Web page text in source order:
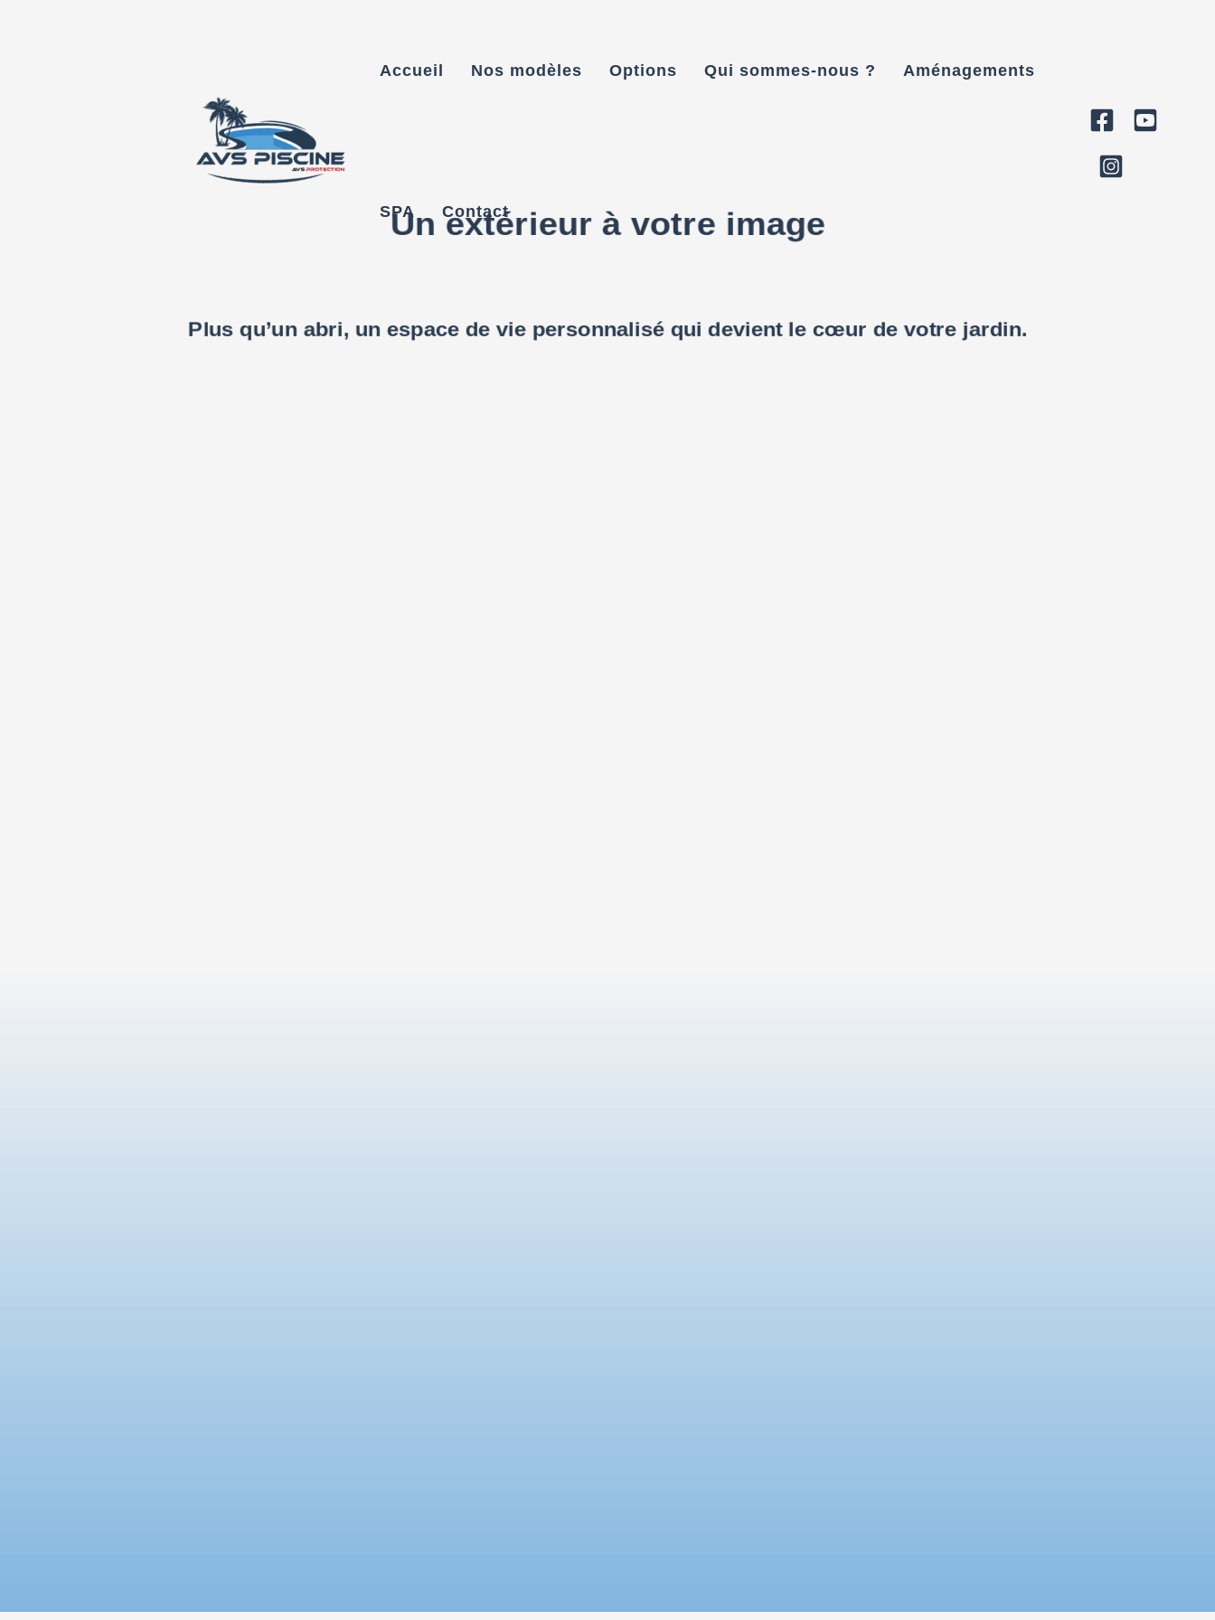
Accueil Nos modèles Options Qui sommes-nous ? Aménagements
SPA Contact
Un extérieur à votre image
Plus qu’un abri, un espace de vie personnalisé qui devient le cœur de votre jardin.